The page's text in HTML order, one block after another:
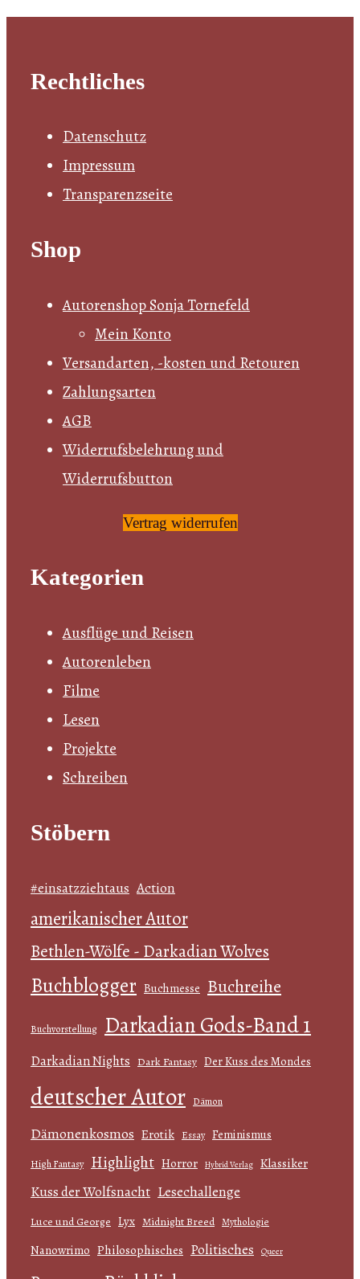
gewählt
Rechtliches
Datenschutz
Impressum
Transparenzseite
Shop
Autorenshop Sonja Tornefeld
Mein Konto
Versandarten, -kosten und Retouren
Zahlungsarten
AGB
Widerrufsbelehrung und
Widerrufsbutton
Vertrag widerrufen
Kategorien
Ausflüge und Reisen
Autorenleben
Filme
Lesen
Projekte
Schreiben
Stöbern
#einsatzziehtaus Action
amerikanischer Autor
Bethlen-Wölfe - Darkadian Wolves
Buchblogger Buchmesse Buchreihe
Buchvorstellung Darkadian Gods-Band 1
Darkadian Nights Dark Fantasy Der Kuss des Mondes
deutscher Autor Dämon
Dämonenkosmos Erotik Essay Feminismus
High Fantasy Highlight Horror Hybrid Verlag Klassiker
Kuss der Wolfsnacht Lesechallenge
Luce und George Lyx Midnight Breed Mythologie
Nanowrimo Philosophisches Politisches Queer